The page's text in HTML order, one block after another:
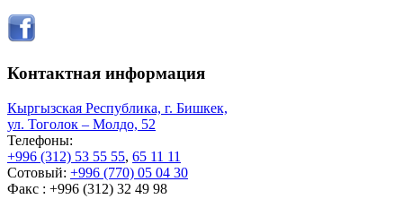
Контактная информация
Кыргызская Республика, г. Бишкек,
ул. Тоголок – Молдо, 52
Телефоны:
+996 (312) 53 55 55, 65 11 11
Сотовый: +996 (770) 05 04 30
Факс : +996 (312) 32 49 98